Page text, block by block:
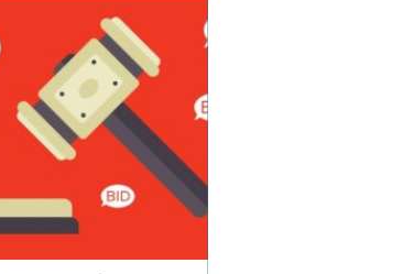
och slippa fundera över
priset i efterhand. Därför
blir valet av bolag
viktigare än man först
tror. Den som jämför
alternativ för
02 augusti
2026